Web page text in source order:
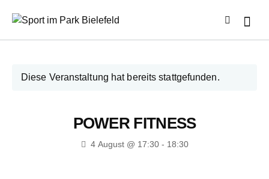
Diese Veranstaltung hat bereits stattgefunden.
POWER FITNESS
4 August @ 17:30- 18:30